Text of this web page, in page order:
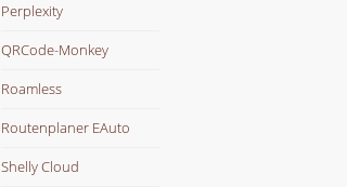
Perplexity
QRCode-Monkey
Roamless
Routenplaner EAuto
Shelly Cloud